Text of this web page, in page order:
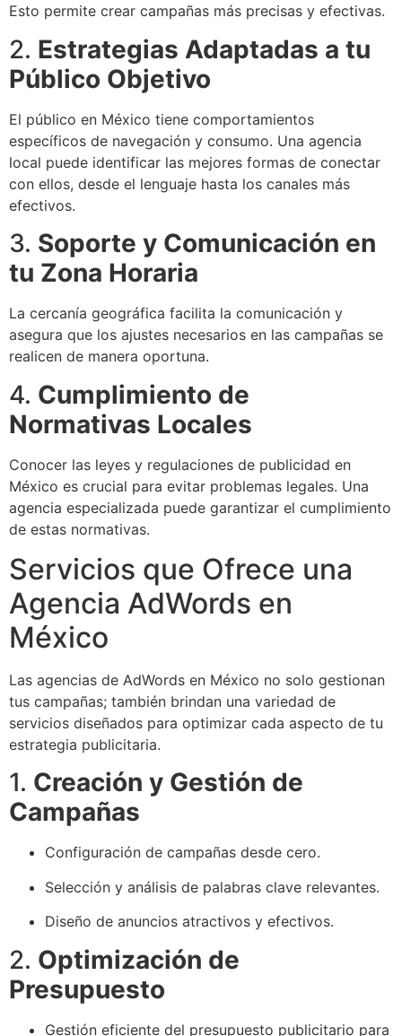
Esto permite crear campañas más precisas y efectivas.
2. Estrategias Adaptadas a tu
Público Objetivo
El público en México tiene comportamientos
específicos de navegación y consumo. Una agencia
local puede identificar las mejores formas de conectar
con ellos, desde el lenguaje hasta los canales más
efectivos.
3. Soporte y Comunicación en
tu Zona Horaria
La cercanía geográfica facilita la comunicación y
asegura que los ajustes necesarios en las campañas se
realicen de manera oportuna.
4. Cumplimiento de
Normativas Locales
Conocer las leyes y regulaciones de publicidad en
México es crucial para evitar problemas legales. Una
agencia especializada puede garantizar el cumplimiento
de estas normativas.
Servicios que Ofrece una
Agencia AdWords en
México
Las agencias de AdWords en México no solo gestionan
tus campañas; también brindan una variedad de
servicios diseñados para optimizar cada aspecto de tu
estrategia publicitaria.
1. Creación y Gestión de
Campañas
Configuración de campañas desde cero.
Selección y análisis de palabras clave relevantes.
Diseño de anuncios atractivos y efectivos.
2. Optimización de
Presupuesto
Gestión eficiente del presupuesto publicitario para